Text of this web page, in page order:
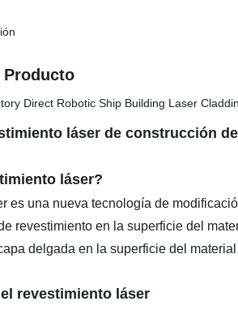
láser de construcción
láser?
es una nueva tecnología de
revestimiento en la superficie del
delgada en la superficie del
revestimiento láser